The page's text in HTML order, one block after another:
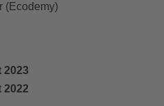
(Ecodemy)
2023
2022